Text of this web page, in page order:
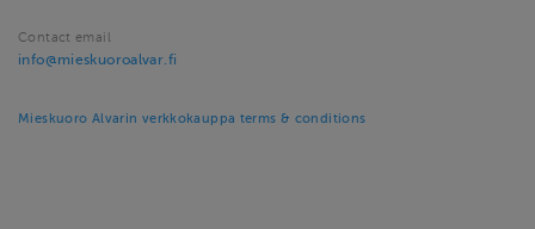
Contact email
info@mieskuoroalvar.fi
Mieskuoro Alvarin verkkokauppa terms & conditions